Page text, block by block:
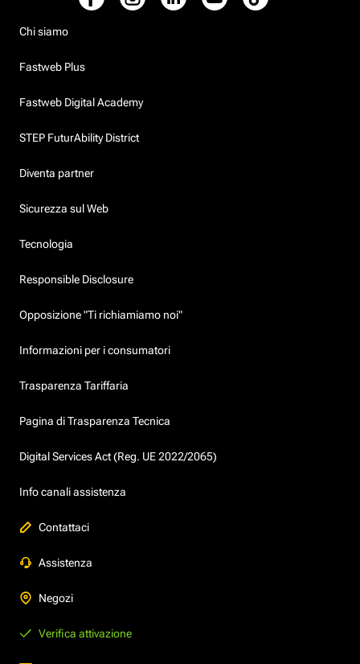
Chi siamo
Fastweb Plus
Fastweb Digital Academy
STEP FuturAbility District
Diventa partner
Sicurezza sul Web
Tecnologia
Responsible Disclosure
Opposizione "Ti richiamiamo noi"
Informazioni per i consumatori
Trasparenza Tariffaria
Pagina di Trasparenza Tecnica
Digital Services Act (Reg. UE 2022/2065)
Info canali assistenza
Contattaci
Assistenza
Negozi
Verifica attivazione